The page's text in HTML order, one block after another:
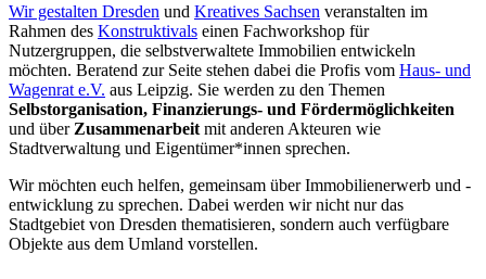
Wir gestalten Dresden und Kreatives Sachsen veranstalten im
Rahmen des Konstruktivals einen Fachworkshop für
Nutzergruppen, die selbstverwaltete Immobilien entwickeln
möchten. Beratend zur Seite stehen dabei die Profis vom Haus- und
Wagenrat e.V. aus Leipzig. Sie werden zu den Themen
Selbstorganisation, Finanzierungs- und Fördermöglichkeiten
und über Zusammenarbeit mit anderen Akteuren wie
Stadtverwaltung und Eigentümer*innen sprechen.
Wir möchten euch helfen, gemeinsam über Immobilienerwerb und -
entwicklung zu sprechen. Dabei werden wir nicht nur das
Stadtgebiet von Dresden thematisieren, sondern auch verfügbare
Objekte aus dem Umland vorstellen.